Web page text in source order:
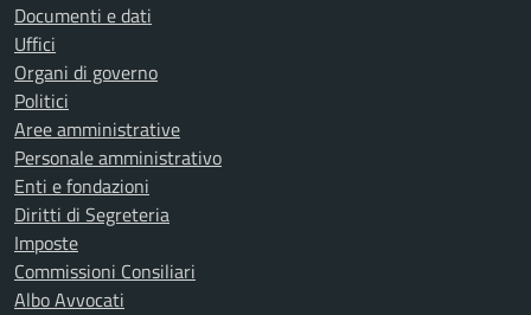
Documenti e dati
Uffici
Organi di governo
Politici
Aree amministrative
Personale amministrativo
Enti e fondazioni
Diritti di Segreteria
Imposte
Commissioni Consiliari
Albo Avvocati